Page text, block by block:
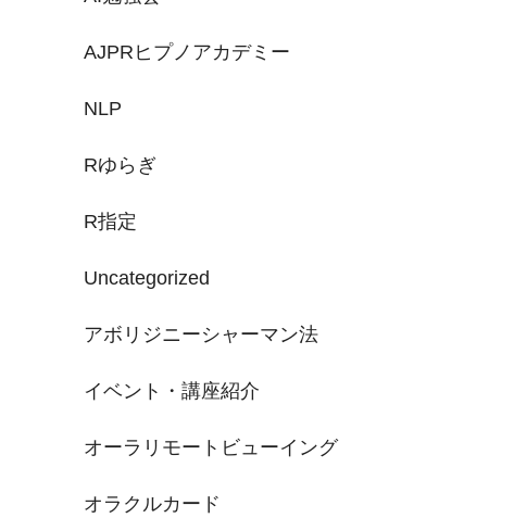
AJPRヒプノアカデミー
NLP
Rゆらぎ
R指定
Uncategorized
アボリジニーシャーマン法
イベント・講座紹介
オーラリモートビューイング
オラクルカード